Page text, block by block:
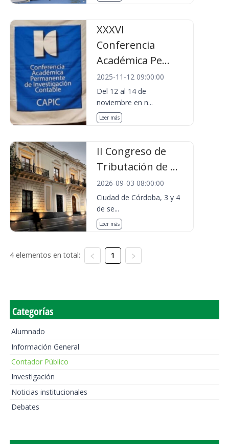
XXXVI
Conferencia
Académica Pe...
2025-11-12 09:00:00
Del 12 al 14 de
noviembre en n...
Leer más
II Congreso de
Tributación de ...
2026-09-03 08:00:00
Ciudad de Córdoba, 3 y 4
de se...
Leer más
4 elementos en total: 1
Categorías
Alumnado
Información General
Contador Público
Investigación
Noticias institucionales
Debates